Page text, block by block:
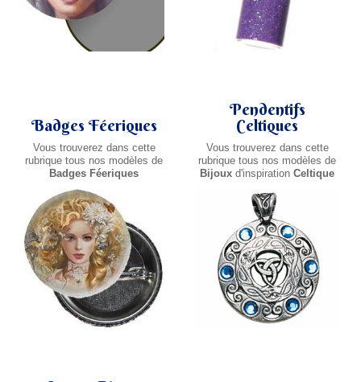
Badges Féeriques
Vous trouverez dans cette
rubrique tous nos modèles de
Badges Féeriques
Pendentifs
Celtiques
Vous trouverez dans cette
rubrique tous nos modèles de
Bijoux d'inspiration Celtique